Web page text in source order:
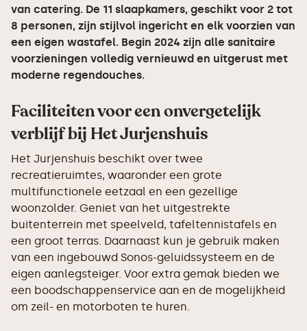
van catering. De 11 slaapkamers, geschikt voor 2 tot
8 personen, zijn stijlvol ingericht en elk voorzien van
een eigen wastafel. Begin 2024 zijn alle sanitaire
voorzieningen volledig vernieuwd en uitgerust met
moderne regendouches.
Faciliteiten voor een onvergetelijk
verblijf bij Het Jurjenshuis
Het Jurjenshuis beschikt over twee
recreatieruimtes, waaronder een grote
multifunctionele eetzaal en een gezellige
woonzolder. Geniet van het uitgestrekte
buitenterrein met speelveld, tafeltennistafels en
een groot terras. Daarnaast kun je gebruik maken
van een ingebouwd Sonos-geluidssysteem en de
eigen aanlegsteiger. Voor extra gemak bieden we
een boodschappenservice aan en de mogelijkheid
om zeil- en motorboten te huren.